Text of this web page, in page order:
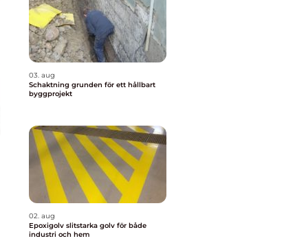
03. aug
Schaktning grunden för ett hållbart
byggprojekt
02. aug
Epoxigolv slitstarka golv för både
industri och hem